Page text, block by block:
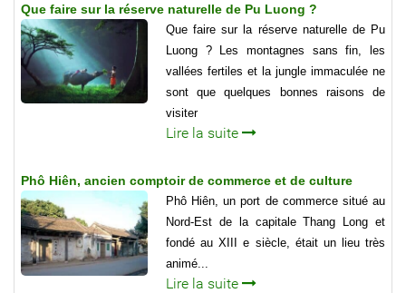
Que faire sur la réserve naturelle de Pu Luong ?
Que faire sur la réserve naturelle de Pu
Luong ? Les montagnes sans fin, les
vallées fertiles et la jungle immaculée ne
sont que quelques bonnes raisons de
visiter
Lire la suite
Phô Hiên, ancien comptoir de commerce et de culture
Phô Hiên, un port de commerce situé au
Nord-Est de la capitale Thang Long et
fondé au XIII e siècle, était un lieu très
animé...
Lire la suite